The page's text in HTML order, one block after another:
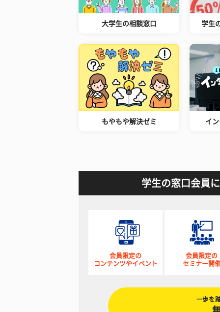
大学生の相談窓口 学生
もやもや解決ゼミ イ
学生の窓口会員
会員限定の
コンテンツやイベント
会員限定の
セミナー開
一歩を